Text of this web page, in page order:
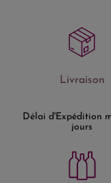
Livraison
Délai d'Expédition
jours